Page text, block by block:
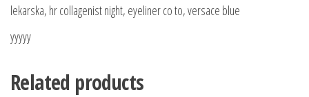
lekarska, hr collagenist night, eyeliner co to, versace blue
yyyyy
Related products